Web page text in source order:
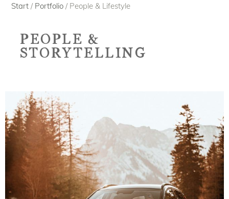
Start / Portfolio / People & Lifestyle
PEOPLE &
STORYTELLING